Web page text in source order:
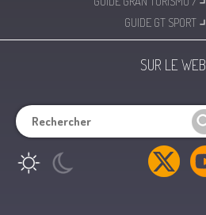
GUIDE GT SPORT ⌟
SUR LE WEB